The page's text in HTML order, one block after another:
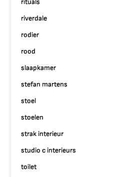
rituals
riverdale
rodier
rood
slaapkamer
stefan martens
stoel
stoelen
strak interieur
studio c interieurs
toilet